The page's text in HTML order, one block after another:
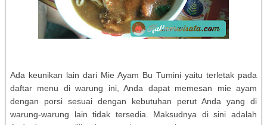
Ada keunikan lain dari Mie Ayam Bu Tumini yaitu terletak pada
daftar menu di warung ini, Anda dapat memesan mie ayam
dengan porsi sesuai dengan kebutuhan perut Anda yang di
warung-warung lain tidak tersedia. Maksudnya di sini adalah